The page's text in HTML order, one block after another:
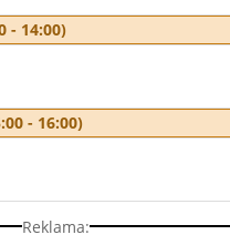
- 14:00)
- 16:00)
Reklama: